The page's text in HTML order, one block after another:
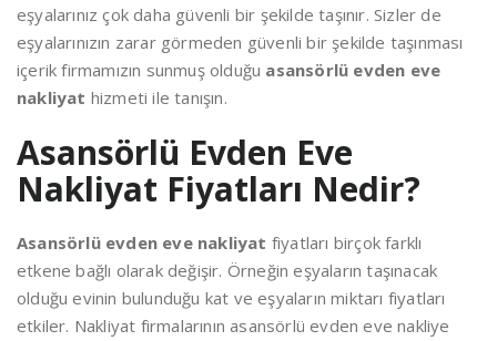
eşyalarınız çok daha güvenli bir şekilde taşınır. Sizler de
eşyalarınızın zarar görmeden güvenli bir şekilde taşınması
içerik firmamızın sunmuş olduğu asansörlü evden eve
nakliyat hizmeti ile tanışın.
Asansörlü Evden Eve
Nakliyat Fiyatları Nedir?
Asansörlü evden eve nakliyat fiyatları birçok farklı
etkene bağlı olarak değişir. Örneğin eşyaların taşınacak
olduğu evinin bulunduğu kat ve eşyaların miktarı fiyatları
etkiler. Nakliyat firmalarının asansörlü evden eve nakliye